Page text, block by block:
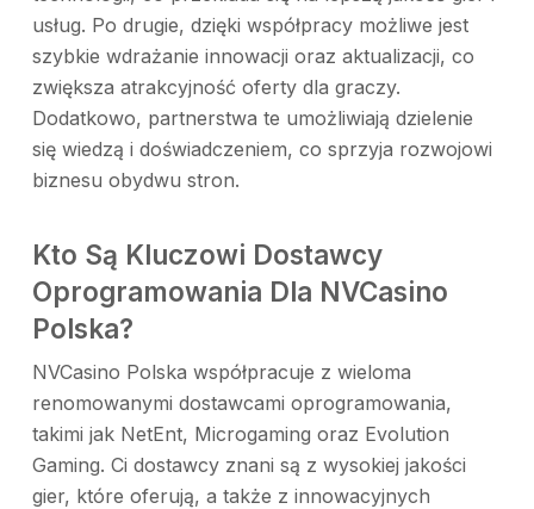
usług. Po drugie, dzięki współpracy możliwe jest
szybkie wdrażanie innowacji oraz aktualizacji, co
zwiększa atrakcyjność oferty dla graczy.
Dodatkowo, partnerstwa te umożliwiają dzielenie
się wiedzą i doświadczeniem, co sprzyja rozwojowi
biznesu obydwu stron.
Kto Są Kluczowi Dostawcy
Oprogramowania Dla NVCasino
Polska?
NVCasino Polska współpracuje z wieloma
renomowanymi dostawcami oprogramowania,
takimi jak NetEnt, Microgaming oraz Evolution
Gaming. Ci dostawcy znani są z wysokiej jakości
gier, które oferują, a także z innowacyjnych